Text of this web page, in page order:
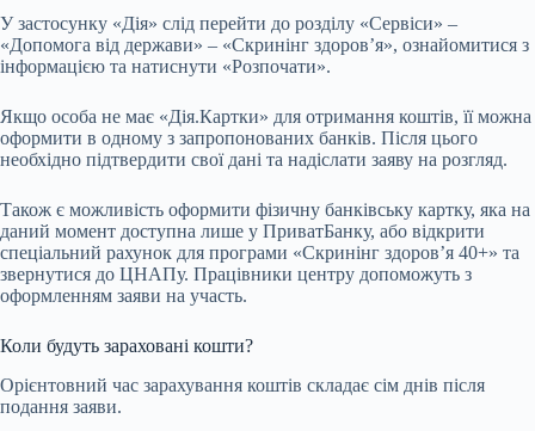
У застосунку «Дія» слід перейти до розділу «Сервіси» –
«Допомога від держави» – «Скринінг здоров’я», ознайомитися з
інформацією та натиснути «Розпочати».
Якщо особа не має «Дія.Картки» для отримання коштів, її можна
оформити в одному з запропонованих банків. Після цього
необхідно підтвердити свої дані та надіслати заяву на розгляд.
Також є можливість оформити фізичну банківську картку, яка на
даний момент доступна лише у ПриватБанку, або відкрити
спеціальний рахунок для програми «Скринінг здоров’я 40+» та
звернутися до ЦНАПу. Працівники центру допоможуть з
оформленням заяви на участь.
Коли будуть зараховані кошти?
Орієнтовний час зарахування коштів складає сім днів після
подання заяви.